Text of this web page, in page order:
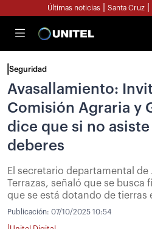
Últimas noticias Santa Cruz
Seguridad
Avasallamiento:
Comisión Agraria y
dice que si no
deberes
El secretario departamental de
Terrazas, señaló que se busca
que se está dotando de tierras
Publicación: 07/10/2025 10:54